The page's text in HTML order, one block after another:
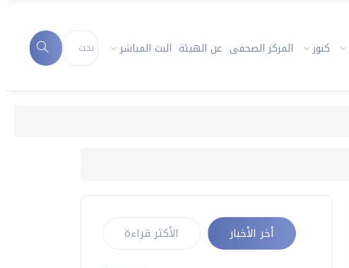
كنوز المركز الصحفى عن الهيئة البث المباشر
أخر الأخبار الأكثر قراءة